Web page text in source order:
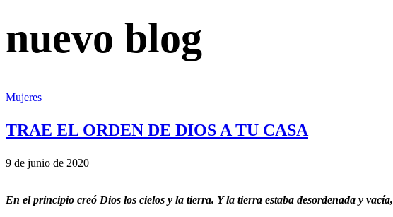
nuevo blog
Mujeres
TRAE EL ORDEN DE DIOS A TU CASA
9 de junio de 2020
En el principio creó Dios los cielos y la tierra. Y la tierra estaba desordenada y vacía,